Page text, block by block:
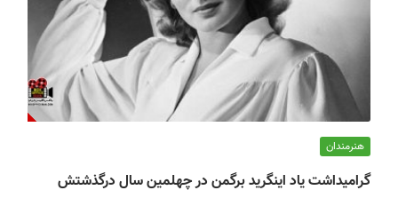
هنرمندان
گرامیداشت یاد اینگرید برگمن در چهلمین سال درگذشتش